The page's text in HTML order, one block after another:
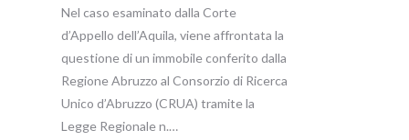
Nel caso esaminato dalla Corte
d’Appello dell’Aquila, viene affrontata la
questione di un immobile conferito dalla
Regione Abruzzo al Consorzio di Ricerca
Unico d’Abruzzo (CRUA) tramite la
Legge Regionale n.…